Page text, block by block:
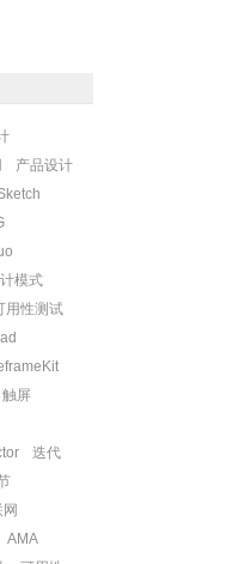
产品设计
模式
用性测试
触屏
迭代
AMA